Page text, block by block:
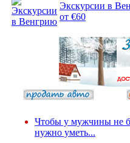
Экскурсии в
от €60
Чтобы у мужчины не
нужно уметь...